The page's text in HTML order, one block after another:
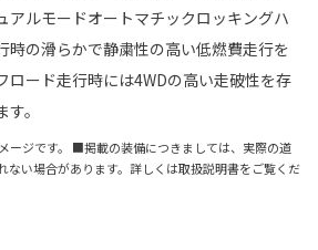
アルモードオートマチックロッキングハ
時の滑らかで静粛性の高い低燃費走行を
ロード走行時には4WDの高い走破性を存
。
ージです。 ■掲載の装備につきましては、実際の道
ない場合があります。詳しくは取扱説明書をご覧くだ